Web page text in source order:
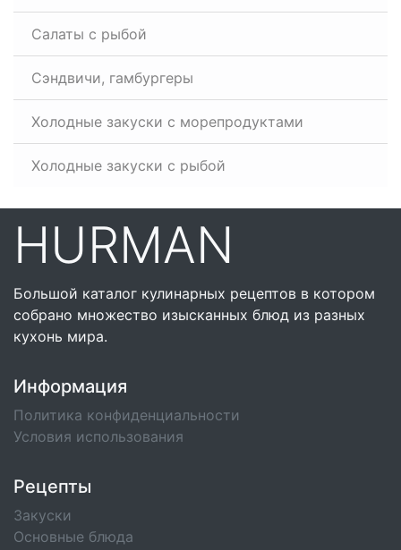
Салаты с рыбой
Сэндвичи, гамбургеры
Холодные закуски с морепродуктами
Холодные закуски с рыбой
HURMAN
Большой каталог кулинарных рецептов в котором
собрано множество изысканных блюд из разных
кухонь мира.
Информация
Политика конфиденциальности
Условия использования
Рецепты
Закуски
Основные блюда